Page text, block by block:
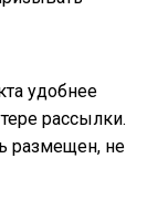
удобнее
рассылки.
размещен, не